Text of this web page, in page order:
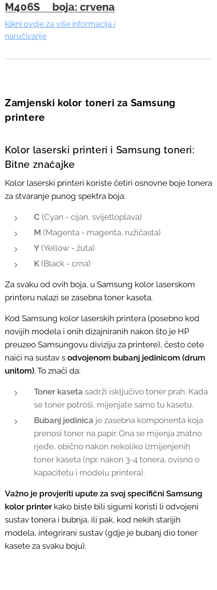
M406S boja: crvena
klikni ovdje za više informacija i
naručivanje
Zamjenski kolor toneri za Samsung
printere
Kolor laserski printeri i Samsung toneri:
Bitne značajke
Kolor laserski printeri koriste četiri osnovne boje tonera
za stvaranje punog spektra boja:
C (Cyan - cijan, svijetloplava)
M (Magenta - magenta, ružičasta)
Y (Yellow - žuta)
K (Black - crna)
Za svaku od ovih boja, u Samsung kolor laserskom
printeru nalazi se zasebna toner kaseta.
Kod Samsung kolor laserskih printera (posebno kod
novijih modela i onih dizajniranih nakon što je HP
preuzeo Samsungovu diviziju za printere), često ćete
naići na sustav s odvojenom bubanj jedinicom (drum
unitom). To znači da:
Toner kaseta sadrži isključivo toner prah. Kada
se toner potroši, mijenjate samo tu kasetu.
Bubanj jedinica je zasebna komponenta koja
prenosi toner na papir. Ona se mijenja znatno
rjeđe, obično nakon nekoliko izmijenjenih
toner kaseta (npr. nakon 3-4 tonera, ovisno o
kapacitetu i modelu printera).
Važno je provjeriti upute za svoj specifični Samsung
kolor printerkako biste bili sigurni koristi li odvojeni
sustav tonera i bubnja, ili pak, kod nekih starijih
modela, integrirani sustav (gdje je bubanj dio toner
kasete za svaku boju).